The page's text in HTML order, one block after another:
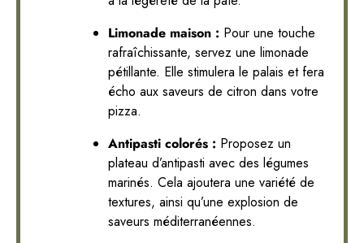
Limonade maison : Pour une touche
rafraîchissante, servez une limonade
pétillante. Elle stimulera le palais et fera
écho aux saveurs de citron dans votre
pizza.
Antipasti colorés : Proposez un
plateau d’antipasti avec des légumes
marinés. Cela ajoutera une variété de
textures, ainsi qu’une explosion de
saveurs méditerranéennes.